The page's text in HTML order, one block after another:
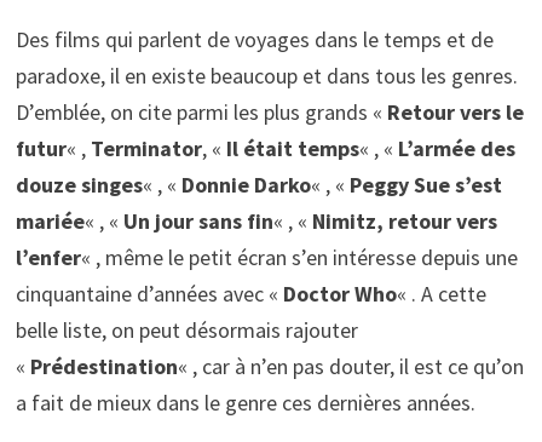
Des films qui parlent de voyages dans le temps et de
paradoxe, il en existe beaucoup et dans tous les genres.
D’emblée, on cite parmi les plus grands « Retour vers le
futur« , Terminator, « Il était temps« , « L’armée des
douze singes« , « Donnie Darko« , « Peggy Sue s’est
mariée« , « Un jour sans fin« , « Nimitz, retour vers
l’enfer« , même le petit écran s’en intéresse depuis une
cinquantaine d’années avec « Doctor Who« . A cette
belle liste, on peut désormais rajouter
« Prédestination« , car à n’en pas douter, il est ce qu’on
a fait de mieux dans le genre ces dernières années.